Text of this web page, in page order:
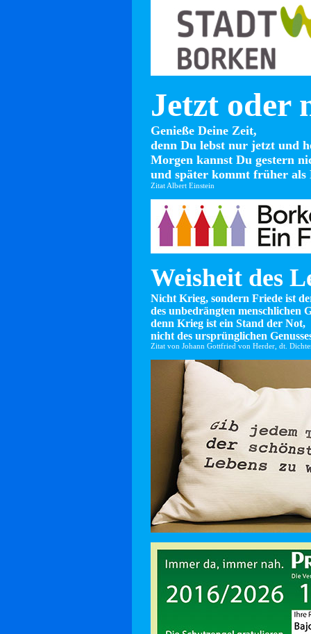
Jetzt oder
Genieße Deine Zeit,
denn Du lebst nur jetzt und
Morgen kannst Du gestern
und später kommt früher als
Zitat Albert Einstein
Weisheit des
Nicht Krieg, sondern Friede ist
des unbedrängten menschlichen
denn Krieg ist ein Stand der Not,
nicht des ursprünglichen
Zitat von Johann Gottfried von Herder, dt.